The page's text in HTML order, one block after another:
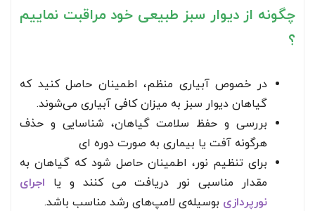
چگونه از دیوار سبز طبیعی خود مراقبت نماییم
؟
در خصوص آبیاری منظم، اطمینان حاصل کنید که
گیاهان دیوار سبز به میزان کافی آبیاری می‌شوند.
بررسی و حفظ سلامت گیاهان، شناسایی و حذف
هرگونه آفت یا بیماری به صورت دوره ای
برای تنظیم نور، اطمینان حاصل شود که گیاهان به
مقدار مناسبی نور دریافت می کنند و یا اجرای
نورپردازی بوسیله‌ی لامپ‌های رشد مناسب باشد.